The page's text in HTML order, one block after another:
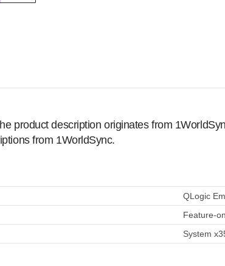
product description originates from
from 1WorldSync.
QLogic
Feature-
System